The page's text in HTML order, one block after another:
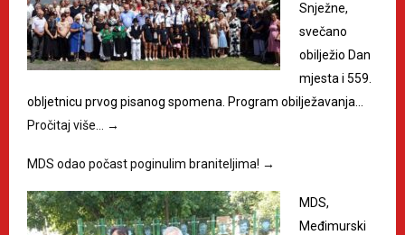
Snježne,
svečano
obilježio Dan
mjesta i 559.
obljetnicu prvog pisanog spomena. Program obilježavanja…
Pročitaj više… →
MDS odao počast poginulim braniteljima! →
MDS,
Međimurski